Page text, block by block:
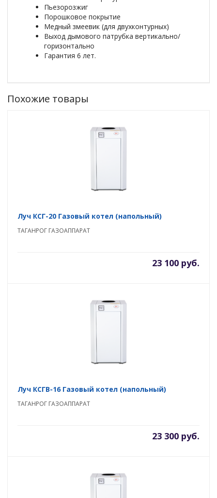
Пьезорозжиг
Порошковое покрытие
Медный змеевик (для двухконтурных)
Выход дымового патрубка вертикально/
горизонтально
Гарантия 6 лет.
Похожие товары
Луч КСГ-20 Газовый котел (напольный)
ТАГАНРОГ ГАЗОАППАРАТ
23 100 руб.
Луч КСГВ-16 Газовый котел (напольный)
ТАГАНРОГ ГАЗОАППАРАТ
23 300 руб.